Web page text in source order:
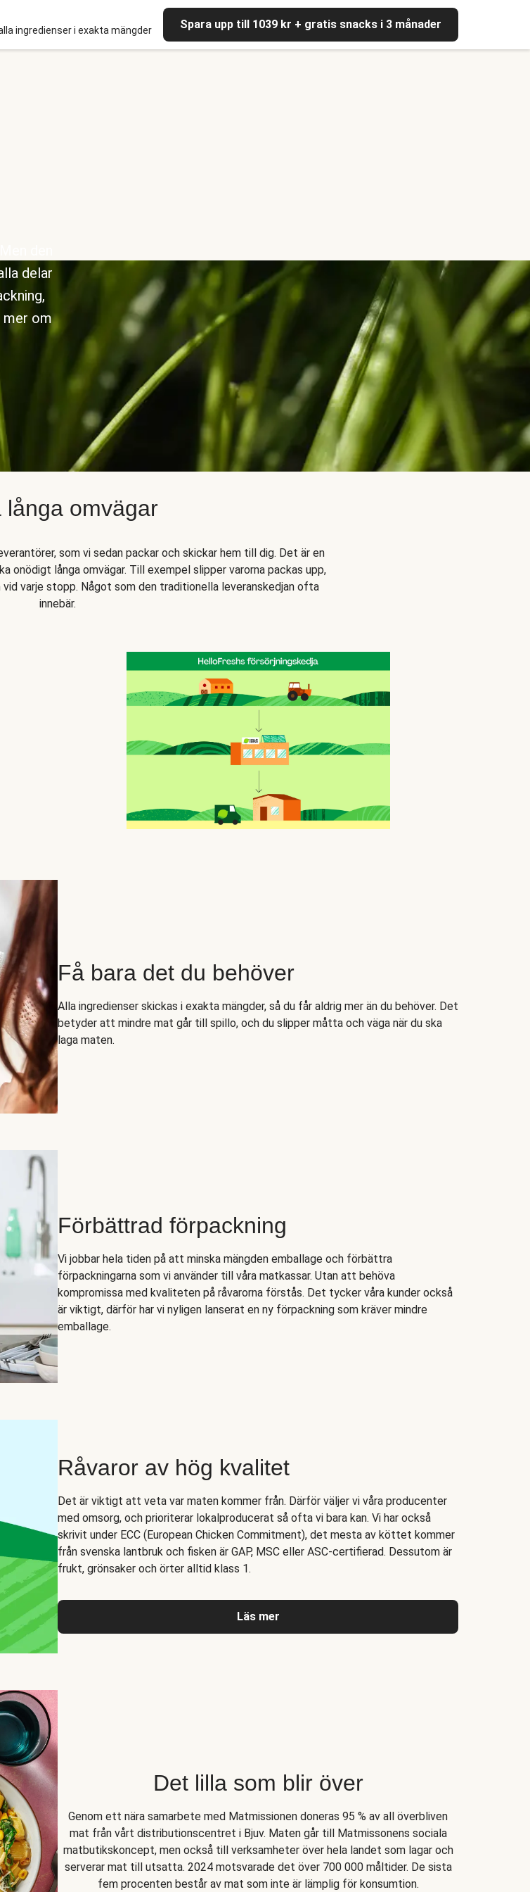
ingredienser i exakta mängder Spara upp till 1039 kr + gratis snacks i 3 månader
delar
mer om
långa omvägar
som vi sedan packar och skickar hem till dig. Det är en
onödigt långa omvägar. Till exempel slipper varorna packas upp,
varje stopp. Något som den traditionella leveranskedjan ofta
innebär.
Få bara det du behöver
Alla ingredienser skickas i exakta mängder, så du får aldrig mer än du behöver. Det
betyder att mindre mat går till spillo, och du slipper måtta och väga när du ska
laga maten.
Förbättrad förpackning
Vi jobbar hela tiden på att minska mängden emballage och förbättra
förpackningarna som vi använder till våra matkassar. Utan att behöva
kompromissa med kvaliteten på råvarorna förstås. Det tycker våra kunder också
är viktigt, därför har vi nyligen lanserat en ny förpackning som kräver mindre
emballage.
Råvaror av hög kvalitet
Det är viktigt att veta var maten kommer från. Därför väljer vi våra producenter
med omsorg, och prioriterar lokalproducerat så ofta vi bara kan. Vi har också
skrivit under ECC (European Chicken Commitment), det mesta av köttet kommer
från svenska lantbruk och fisken är GAP, MSC eller ASC-certifierad. Dessutom är
frukt, grönsaker och örter alltid klass 1.
Läs mer
Det lilla som blir över
Genom ett nära samarbete med Matmissionen doneras 95 % av all överbliven
mat från vårt distributionscentret i Bjuv. Maten går till Matmissonens sociala
matbutikskoncept, men också till verksamheter över hela landet som lagar och
serverar mat till utsatta. 2024 motsvarade det över 700 000 måltider. De sista
fem procenten består av mat som inte är lämplig för konsumtion.